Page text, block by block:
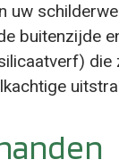
buitenzijde